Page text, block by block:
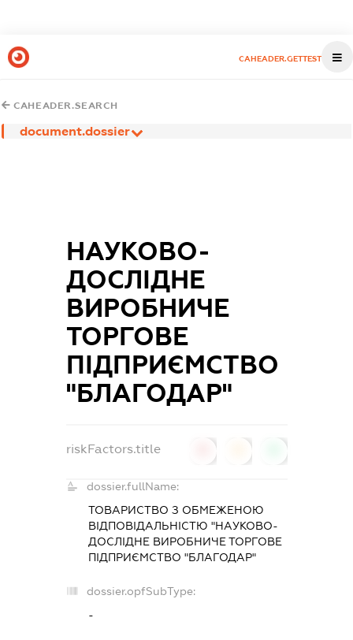
CAHEADER.GETTEST
CAHEADER.SEARCH
document.dossier
НАУКОВО-
ДОСЛІДНЕ
ВИРОБНИЧЕ
ТОРГОВЕ
ПІДПРИЄМСТВО
"БЛАГОДАР"
riskFactors.title
dossier.fullName:
ТОВАРИСТВО З ОБМЕЖЕНОЮ
ВІДПОВІДАЛЬНІСТЮ "НАУКОВО-
ДОСЛІДНЕ ВИРОБНИЧЕ ТОРГОВЕ
ПІДПРИЄМСТВО "БЛАГОДАР"
dossier.opfSubType:
-